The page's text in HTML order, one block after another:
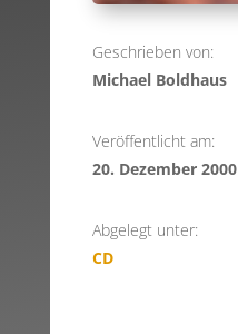
Geschrieben von:
Michael Boldhaus
Veröffentlicht am:
20. Dezember 2000
Abgelegt unter:
CD